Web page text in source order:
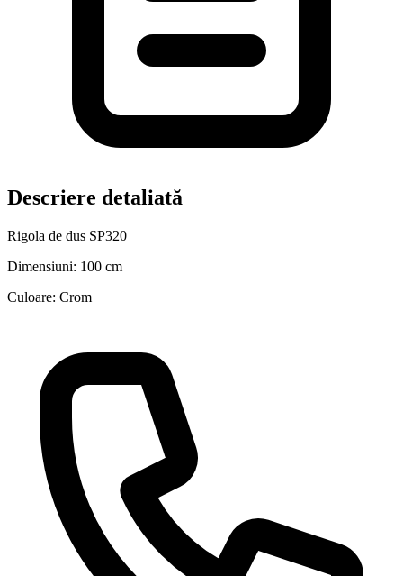
Descriere detaliată
Rigola de dus SP320
Dimensiuni: 100 cm
Culoare: Crom